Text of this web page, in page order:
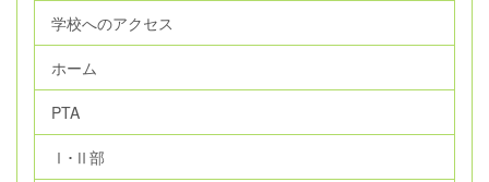
学校へのアクセス
ホーム
PTA
Ⅰ･Ⅱ部